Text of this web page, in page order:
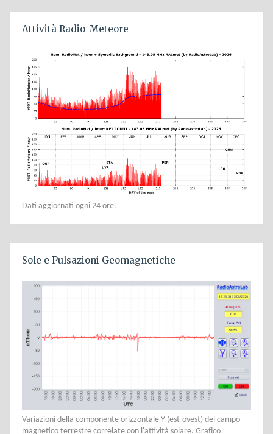
Attività Radio-Meteore
Dati aggiornati ogni 24 ore.
Sole e Pulsazioni Geomagnetiche
Variazioni della componente orizzontale Y (est-ovest) del campo
magnetico terrestre correlate con l'attività solare. Grafico